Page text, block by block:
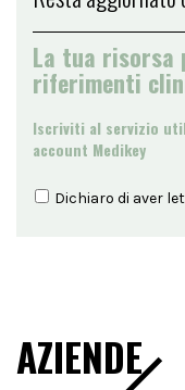
La tua risorsa
riferimenti
Iscriviti al servizio
account Medikey
Dichiaro di aver
AZIENDE